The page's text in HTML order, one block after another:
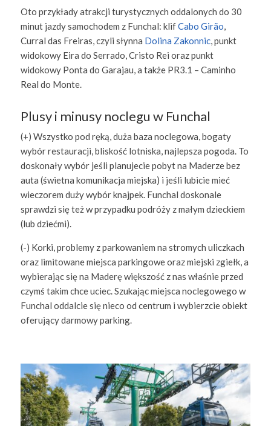
Oto przykłady atrakcji turystycznych oddalonych do 30
minut jazdy samochodem z Funchal: klifCabo Girão,
Curral das Freiras, czyli słynna Dolina Zakonnic, punkt
widokowy Eira do Serrado, Cristo Rei oraz punkt
widokowy Ponta do Garajau, a także PR3.1 – Caminho
Real do Monte.
Plusy i minusy noclegu w Funchal
(+) Wszystko pod ręką, duża baza noclegowa, bogaty
wybór restauracji, bliskość lotniska, najlepsza pogoda. To
doskonały wybór jeśli planujecie pobyt na Maderze bez
auta (świetna komunikacja miejska) i jeśli lubicie mieć
wieczorem duży wybór knajpek. Funchal doskonale
sprawdzi się też w przypadku podróży z małym dzieckiem
(lub dziećmi).
(-) Korki, problemy z parkowaniem na stromych uliczkach
oraz limitowane miejsca parkingowe oraz miejski zgiełk, a
wybierając się na Maderę większość z nas właśnie przed
czymś takim chce uciec. Szukając miejsca noclegowego w
Funchal oddalcie się nieco od centrum i wybierzcie obiekt
oferujący darmowy parking.